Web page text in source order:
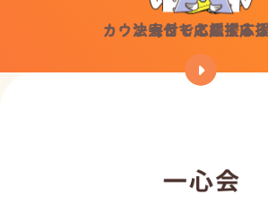
寄付で応援する
法人として応援す
カウンセラーとして応